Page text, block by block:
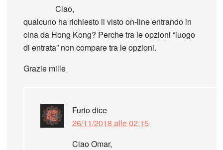
Ciao,
qualcuno ha richiesto il visto on-line entrando in
cina da Hong Kong? Perche tra le opzioni “luogo
di entrata” non compare tra le opzioni.
Grazie mille
Furiodice
26/11/2018 alle 02:15
Ciao Omar,